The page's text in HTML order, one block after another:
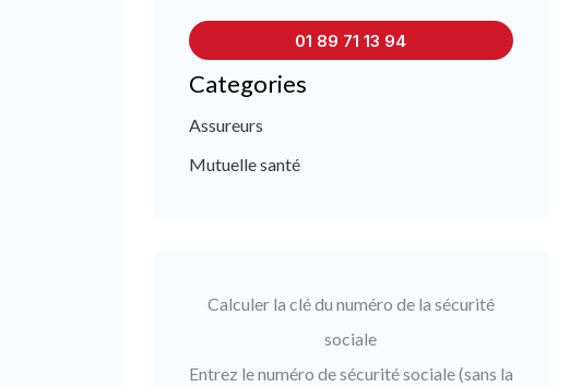
01 89 71 13 94
Categories
Assureurs
Mutuelle santé
Calculer la clé du numéro de la sécurité
sociale
Entrez le numéro de sécurité sociale (sans la